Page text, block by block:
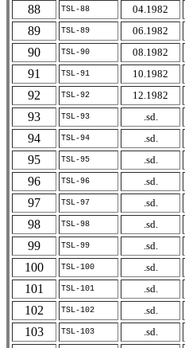
88
TSL-88 04.1982
89
TSL-89 06.1982
90
TSL-90 08.1982
91
TSL-91 10.1982
92
TSL-92 12.1982
93
TSL-93 .sd.
94
TSL-94 .sd.
95
TSL-95 .sd.
96
TSL-96 .sd.
97
TSL-97 .sd.
98
TSL-98 .sd.
99
TSL-99 .sd.
100
TSL-100 .sd.
101
TSL-101 .sd.
102
TSL-102 .sd.
103
TSL-103 .sd.